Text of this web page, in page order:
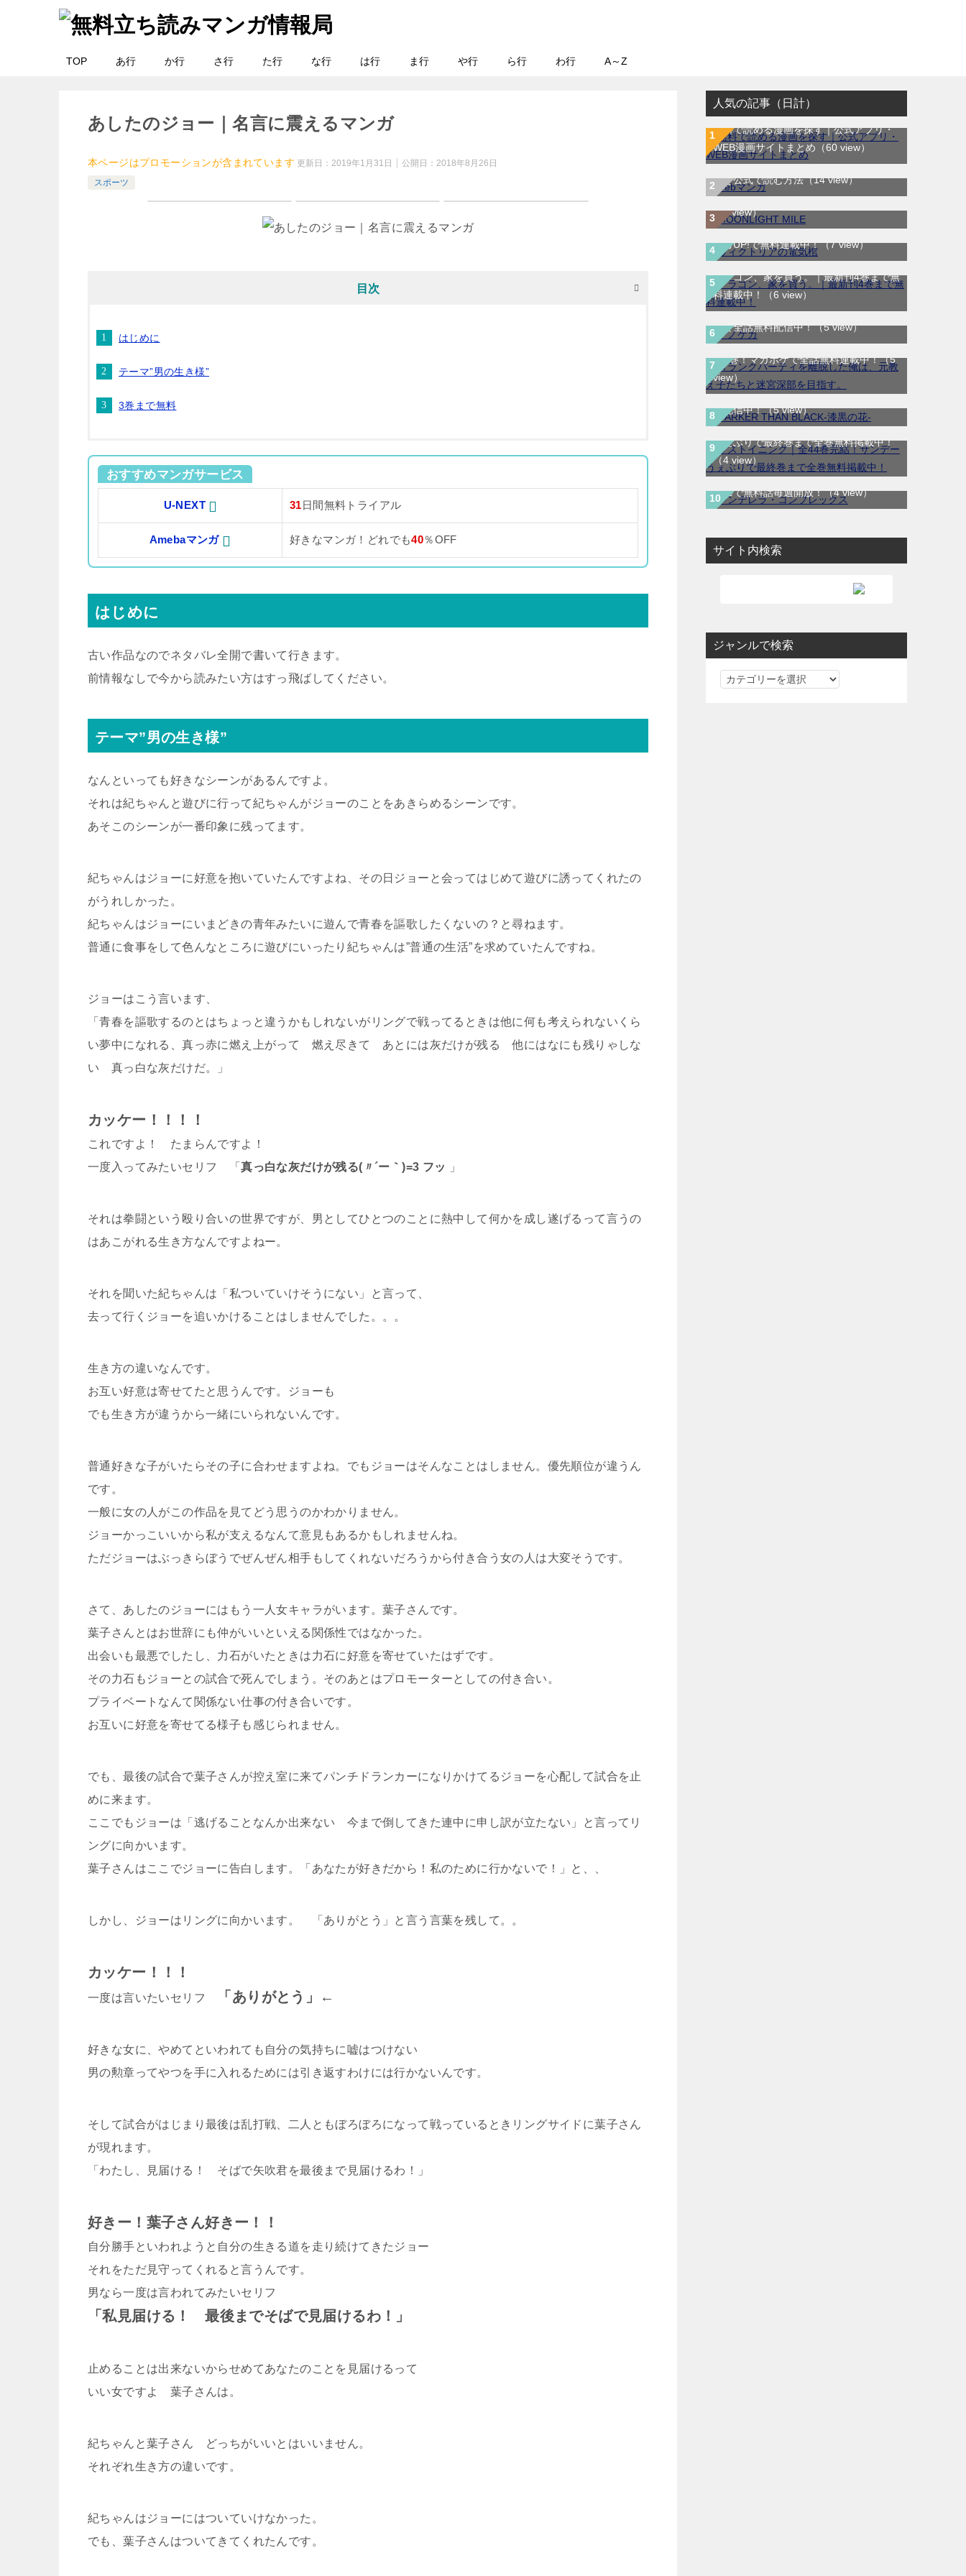
TOP あ行 か行 さ行 た行 な行 は行 ま行 や行 ら行 わ行 A～Z
あしたのジョー｜名言に震えるマンガ
本ページはプロモーションが含まれています 更新日：2019年1月31日 公開日：2018年8月26日
スポーツ
目次
はじめに
テーマ”男の生き様”
3巻まで無料
おすすめマンガサービス
U-NEXT 31 日間無料トライアル
Amebaマンガ 好きなマンガ！どれでも40％OFF
はじめに
古い作品なのでネタバレ全開で書いて行きます。
前情報なしで今から読みたい方はすっ飛ばしてください。
テーマ”男の生き様”
なんといっても好きなシーンがあるんですよ。
それは紀ちゃんと遊びに行って紀ちゃんがジョーのことをあきらめるシーンです。
あそこのシーンが一番印象に残ってます。
紀ちゃんはジョーに好意を抱いていたんですよね、その日ジョーと会ってはじめて遊びに誘ってくれたの
がうれしかった。
紀ちゃんはジョーにいまどきの青年みたいに遊んで青春を謳歌したくないの？と尋ねます。
普通に食事をして色んなところに遊びにいったり紀ちゃんは”普通の生活”を求めていたんですね。
ジョーはこう言います、
「青春を謳歌するのとはちょっと違うかもしれないがリングで戦ってるときは他に何も考えられないくら
い夢中になれる、真っ赤に燃え上がって 燃え尽きて あとには灰だけが残る 他にはなにも残りゃしな
い 真っ白な灰だけだ。」
カッケー！！！！
これですよ！ たまらんですよ！
一度入ってみたいセリフ 「真っ白な灰だけが残る(〃´ー｀)=3 フッ 」
それは拳闘という殴り合いの世界ですが、男としてひとつのことに熱中して何かを成し遂げるって言うの
はあこがれる生き方なんですよねー。
それを聞いた紀ちゃんは「私ついていけそうにない」と言って、
去って行くジョーを追いかけることはしませんでした。。。
生き方の違いなんです。
お互い好意は寄せてたと思うんです。ジョーも
でも生き方が違うから一緒にいられないんです。
普通好きな子がいたらその子に合わせますよね。でもジョーはそんなことはしません。優先順位が違うん
です。
一般に女の人がこの作品を見てどう思うのかわかりません。
ジョーかっこいいから私が支えるなんて意見もあるかもしれませんね。
ただジョーはぶっきらぼうでぜんぜん相手もしてくれないだろうから付き合う女の人は大変そうです。
さて、あしたのジョーにはもう一人女キャラがいます。葉子さんです。
葉子さんとはお世辞にも仲がいいといえる関係性ではなかった。
出会いも最悪でしたし、力石がいたときは力石に好意を寄せていたはずです。
その力石もジョーとの試合で死んでしまう。そのあとはプロモーターとしての付き合い。
プライベートなんて関係ない仕事の付き合いです。
お互いに好意を寄せてる様子も感じられません。
でも、最後の試合で葉子さんが控え室に来てパンチドランカーになりかけてるジョーを心配して試合を止
めに来ます。
ここでもジョーは「逃げることなんか出来ない 今まで倒してきた連中に申し訳が立たない」と言ってリ
ングに向かいます。
葉子さんはここでジョーに告白します。「あなたが好きだから！私のために行かないで！」と、、
しかし、ジョーはリングに向かいます。 「ありがとう」と言う言葉を残して。。
カッケー！！！
一度は言いたいセリフ 「ありがとう」←
好きな女に、やめてといわれても自分の気持ちに嘘はつけない
男の勲章ってやつを手に入れるためには引き返すわけには行かないんです。
そして試合がはじまり最後は乱打戦、二人ともぼろぼろになって戦っているときリングサイドに葉子さん
が現れます。
「わたし、見届ける！ そばで矢吹君を最後まで見届けるわ！」
好きー！葉子さん好きー！！
自分勝手といわれようと自分の生きる道を走り続けてきたジョー
それをただ見守ってくれると言うんです。
男なら一度は言われてみたいセリフ
「私見届ける！ 最後までそばで見届けるわ！」
止めることは出来ないからせめてあなたのことを見届けるって
いい女ですよ 葉子さんは。
紀ちゃんと葉子さん どっちがいいとはいいません。
それぞれ生き方の違いです。
紀ちゃんはジョーにはついていけなかった。
でも、葉子さんはついてきてくれたんです。
人気の記事（日計）
無料で読める漫画を探す｜公式アプリ・
WEB漫画サイトまとめ （60 view）
WEB漫画サイト一覧｜ブラウザで無料漫
画を公式で読む方法（14 view）
MOONLIGHT MILE｜最新刊第23巻！マ
ンガワンで最新刊まで全巻無料配信中！
（8 view）
ヴィクトリアの電気棺｜最新刊第2巻！マ
ンガUP!で無料連載中！（7 view）
ドラゴン、家を買う。｜最新刊4巻まで無
料連載中！
（6 view）
テノゲカ｜最新刊第2巻！サンデーうぇぶ
りで全話無料配信中！（5 view）
Ａランクパーティを離脱した俺は、元教
え子たちと迷宮深部を目指す。｜最新刊
第5巻！マガポケで全話無料連載中！（5
view）
DARKER THAN BLACK-漆黒の花-｜全4
巻完結！マンガUP!で最終巻まで全巻無
料配信中！（5 view）
ラストイニング｜全44巻完結！サンデー
うぇぶりで最終巻まで全巻無料掲載中！
（4 view）
シンデレラ・コンプレックス｜マンガ
Meeで無料話毎週開放！（4 view）
サイト内検索
ジャンルで検索
ジ